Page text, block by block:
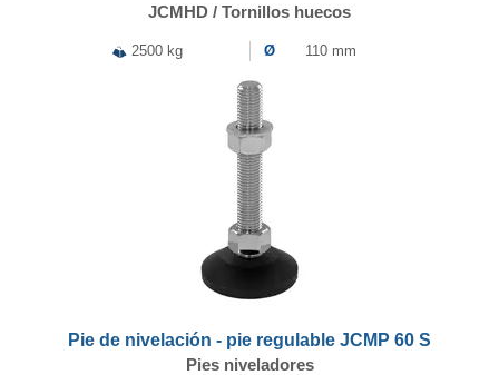
JCMHD / Tornillos huecos
2500 kg Ø 110 mm
Pie de nivelación - pie regulable JCMP 60 S
Pies niveladores